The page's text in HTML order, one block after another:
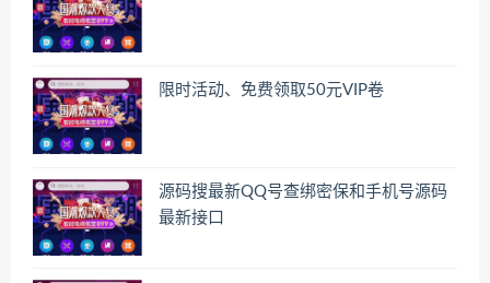
限时活动、免费领取50元VIP卷
源码搜最新QQ号查绑密保和手机号源码
最新接口